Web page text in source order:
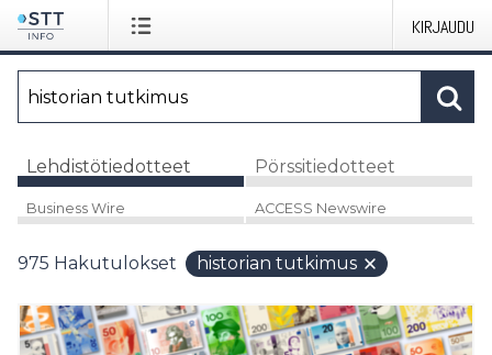
KIRJAUDU
Lehdistötiedotteet Pörssitiedotteet
Business Wire ACCESS Newswire
975 Hakutulokset historian tutkimus